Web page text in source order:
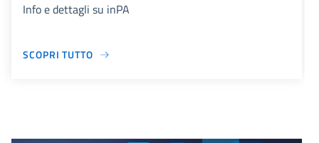
Info e dettagli su inPA
SCOPRI TUTTO